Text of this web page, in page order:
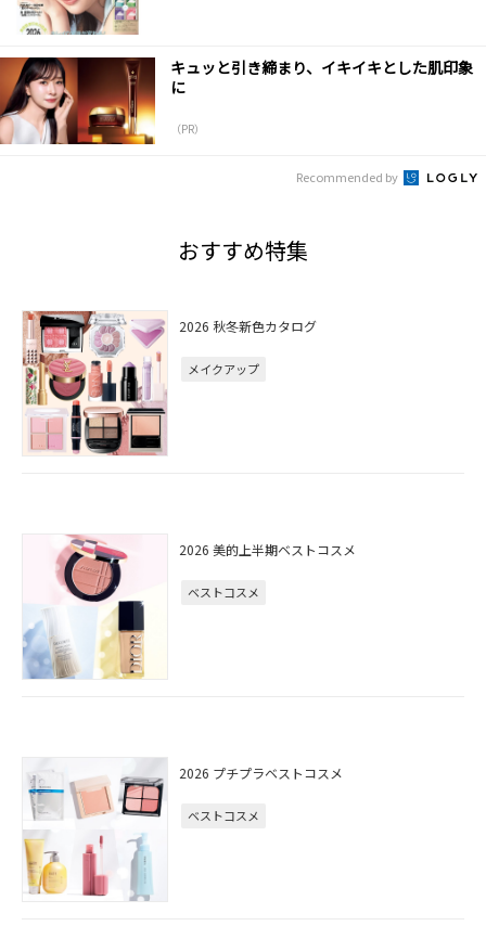
キュッと引き締まり、イキイキとした肌印象
に
（PR）
Recommended by
おすすめ特集
2026 秋冬新色カタログ
メイクアップ
2026 美的上半期ベストコスメ
ベストコスメ
2026 プチプラベストコスメ
ベストコスメ